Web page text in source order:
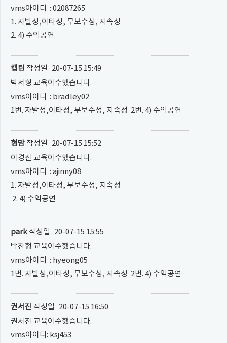
vms아이디 : 02087265
1. 자발성,이타성, 무보수성, 지속성
2. 4) 수익공연
캡틴 작성일
20-07-15 15:49
박서형 교육이수했습니다.
vms아이디 : bradley02
1번. 자발성,이타성, 무보수성, 지속성 2번. 4) 수익공연
형맘작성일
20-07-15 15:52
이경진 교육이수했습니다.
vms아이디 : ajinny08
1. 자발성,이타성, 무보수성, 지속성
2. 4) 수익공연
park작성일
20-07-15 15:55
박찬형 교육이수했습니다.
vms아이디 : hyeong05
1번. 자발성,이타성, 무보수성, 지속성 2번. 4) 수익공연
권서진 작성일
20-07-15 16:50
권서진 교육이수했습니다.
vms아이디: ksj453